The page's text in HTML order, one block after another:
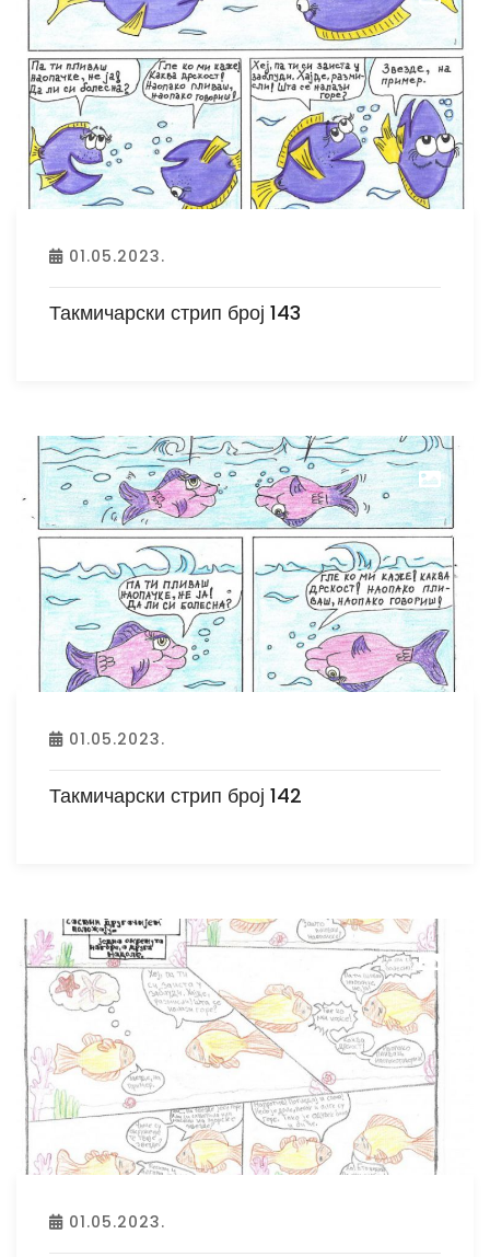
01.05.2023.
Такмичарски стрип број 143
01.05.2023.
Такмичарски стрип број 142
01.05.2023.